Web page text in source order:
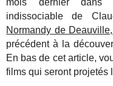
indissociable de
Normandy de
précédent à la
En bas de cet article,
films qui seront projetés